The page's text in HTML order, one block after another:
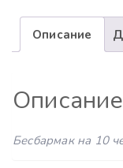
Описание
Описание
Бесбармак на 10